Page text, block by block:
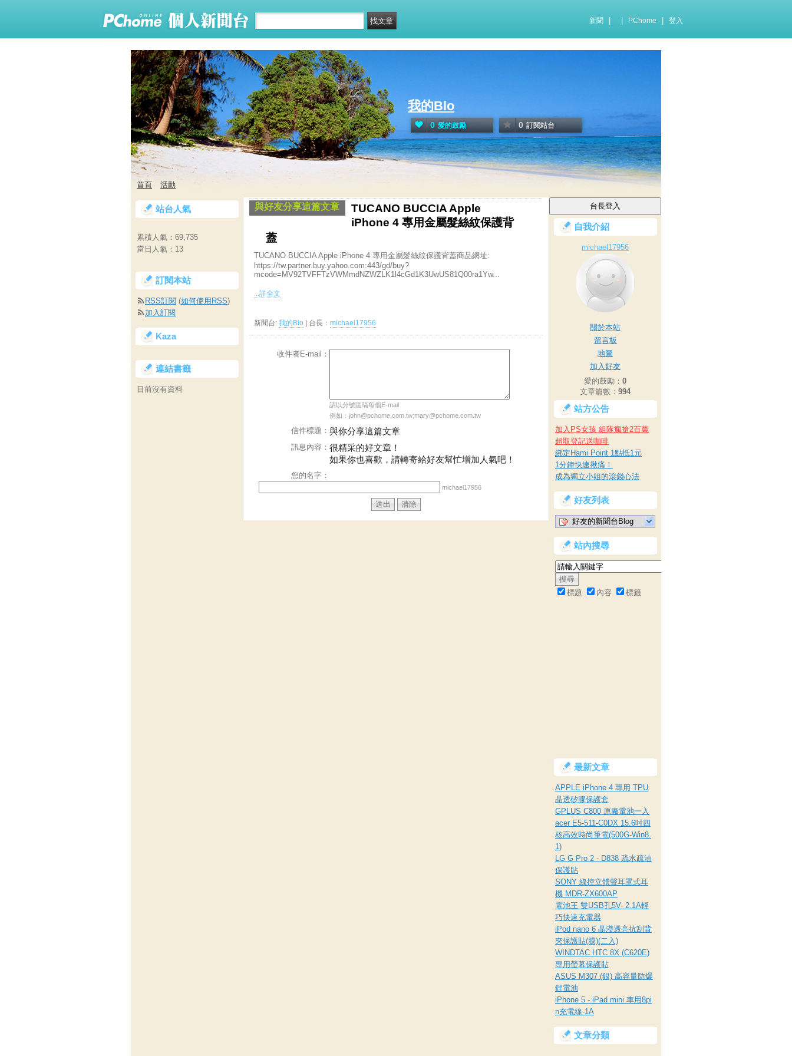
新聞 PChome 登入
我的Blo
0 愛的鼓勵 0 訂閱站台
首頁 活動
與好友分享這篇文章
TUCANO BUCCIA Apple
iPhone 4 專用金屬髮絲紋保護背
蓋
TUCANO BUCCIA Apple iPhone 4 專用金屬髮絲紋保護背蓋商品網址:
https://tw.partner.buy.yahoo.com:443/gd/buy?
mcode=MV92TVFFTzVWMmdNZWZLK1l4cGd1K3UwUS81Q00ra1Yw...
...詳全文
新聞台: 我的Blo | 台長： michael17956
收件者E-mail：
請以分號區隔每個E-mail
例如：john@pchome.com.tw;mary@pchome.com.tw
信件標題： 與你分享這篇文章
訊息內容： 很精采的好文章！
如果你也喜歡，請轉寄給好友幫忙增加人氣吧！
您的名字：
michael17956
自我介紹
michael17956
關於本站
留言板
地圖
加入好友
愛的鼓勵： 0
文章篇數： 994
站方公告
加入PS女孩 組隊瘋搶2百萬
超取登記送咖啡
綁定Hami Point 1點抵1元
1分鐘快速揪痛！
成為獨立小姐的滾錢心法
好友列表
好友的新聞台Blog
站內搜尋
標題 內容 標籤
最新文章
APPLE iPhone 4 專用 TPU
晶透矽膠保護套
GPLUS C800 原廠電池一入
acer E5-511-C0DX 15.6吋四
核高效時尚筆電(500G-Win8.
1)
LG G Pro 2 - D838 疏水疏油
保護貼
SONY 線控立體聲耳罩式耳
機 MDR-ZX600AP
電池王 雙USB孔5V- 2.1A輕
巧快速充電器
iPod nano 6 晶瀅透亮抗刮背
夾保護貼(膜)(二入)
WINDTAC HTC 8X (C620E)
專用螢幕保護貼
ASUS M307 (銀) 高容量防爆
鋰電池
iPhone 5 - iPad mini 車用8pi
n充電線-1A
文章分類
站台人氣
累積人氣： 69,735
當日人氣： 13
訂閱本站
RSS訂閱 (如何使用RSS)
加入訂閱
Kaza
連結書籤
目前沒有資料